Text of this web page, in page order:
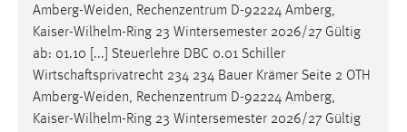
Amberg-Weiden, Rechenzentrum D-92224 Amberg,
Kaiser-Wilhelm-Ring 23 Wintersemester 2026/27 Gültig
ab: 01.10 [...] Steuerlehre DBC 0.01 Schiller
Wirtschaftsprivatrecht 234 234 Bauer Krämer Seite 2 OTH
Amberg-Weiden, Rechenzentrum D-92224 Amberg,
Kaiser-Wilhelm-Ring 23 Wintersemester 2026/27 Gültig
5e9dbeb1811c0446 = Sitzungslaufzeit, mibew_locale = 3
Jahre, MIBEW_UserID = 1 Jahr
Login
Name: